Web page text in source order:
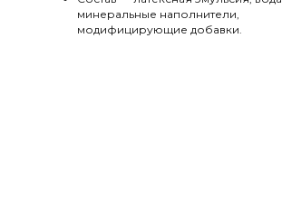
минеральные наполнители,
модифицирующие добавки.